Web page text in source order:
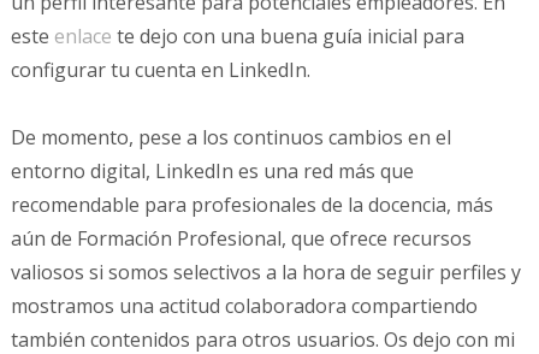
este enlace te dejo con una buena guía inicial para
configurar tu cuenta en LinkedIn.
De momento, pese a los continuos cambios en el
entorno digital, LinkedIn es una red más que
recomendable para profesionales de la docencia, más
aún de Formación Profesional, que ofrece recursos
valiosos si somos selectivos a la hora de seguir perfiles y
mostramos una actitud colaboradora compartiendo
también contenidos para otros usuarios. Os dejo con mi